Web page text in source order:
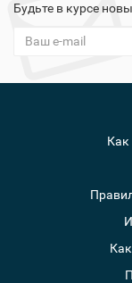
Будьте в курсе
Как